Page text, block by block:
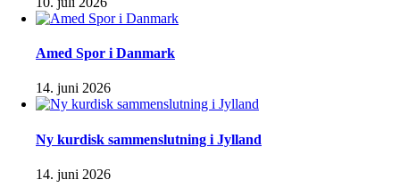
Amed Spor i Danmark
14. juni 2026
Ny kurdisk sammenslutning i Jylland
14. juni 2026